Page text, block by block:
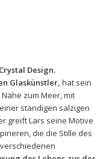
Design.
Glaskünstler, hat sein
zum Meer, mit
ständigen salzigen
greift Lars seine Motive
die die Stille des